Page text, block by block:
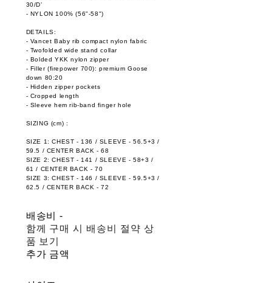
30/D’
- NYLON 100% (56"-58")
DETAILS:
- Vancet Baby rib compact nylon fabric
- Twofolded wide stand collar
- Bolded YKK nylon zipper
- Filler (firepower 700): premium Goose
down 80:20
- Hidden zipper pockets
- Cropped length
- Sleeve hem rib-band finger hole
SIZING (cm) :
SIZE 1: CHEST - 136 / SLEEVE - 56.5+3 /
59.5 / CENTER BACK - 68
SIZE 2: CHEST - 141 / SLEEVE - 58+3 /
61 / CENTER BACK - 70
SIZE 3: CHEST - 146 / SLEEVE - 59.5+3 /
62.5 / CENTER BACK - 72
배송비-
함께 구매 시 배송비 절약 상
품 보기
추가 금액